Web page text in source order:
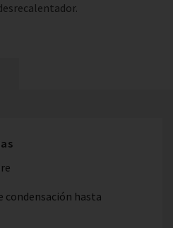
condensación hasta